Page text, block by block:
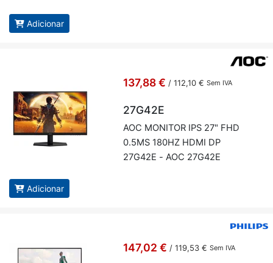
Adicionar
137,88 € / 112,10 € Sem IVA
27G42E
AOC MO­NITOR IPS 27" FHD
0.5MS 180HZ HDMI DP
27G42E - AOC 27G42E
Adicionar
147,02 € / 119,53 € Sem IVA